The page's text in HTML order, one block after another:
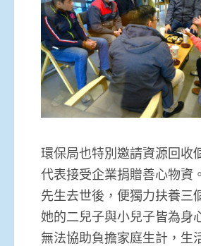
環保局也特別邀請資源回收
代表接受企業捐贈善心物資
先生去世後，便獨力扶養三
她的二兒子與小兒子皆為身
無法協助負擔家庭生計，生